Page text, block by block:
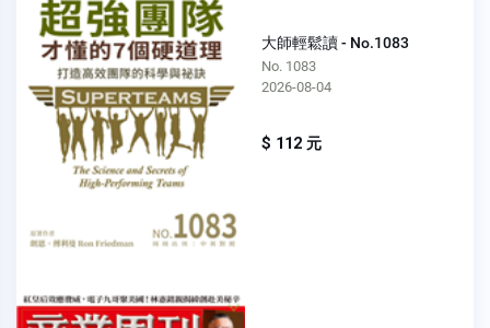
大師輕鬆讀 - No.1083
No. 1083
2026-08-04
$ 112 元